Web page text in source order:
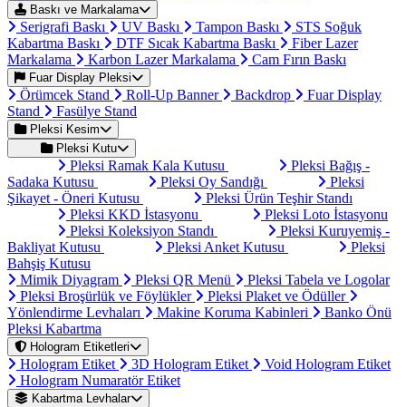
Baskı ve Markalama
Serigrafi Baskı UV Baskı Tampon Baskı
STS Soğuk
Kabartma Baskı
DTF Sıcak Kabartma Baskı
Fiber Lazer
Markalama
Karbon Lazer Markalama Cam Fırın Baskı
Fuar Display Pleksi
Örümcek Stand Roll-Up Banner Backdrop
Fuar Display
Stand
Fasülye Stand
Pleksi Kesim
Pleksi Kutu
Pleksi Ramak Kala Kutusu
Pleksi Bağış -
Sadaka Kutusu
Pleksi Oy Sandığı
Pleksi
Şikayet - Öneri Kutusu
Pleksi Ürün Teşhir Standı
Pleksi KKD İstasyonu
Pleksi Loto İstasyonu
Pleksi Koleksiyon Standı
Pleksi Kuruyemiş -
Bakliyat Kutusu
Pleksi Anket Kutusu
Pleksi
Bahşiş Kutusu
Mimik Diyagram
Pleksi QR Menü
Pleksi Tabela ve Logolar
Pleksi Broşürlük ve Föylükler
Pleksi Plaket ve Ödüller
Yönlendirme Levhaları
Makine Koruma Kabinleri
Banko Önü
Pleksi Kabartma
Hologram Etiketleri
Hologram Etiket 3D Hologram Etiket
Void Hologram Etiket
Hologram Numaratör Etiket
Kabartma Levhalar